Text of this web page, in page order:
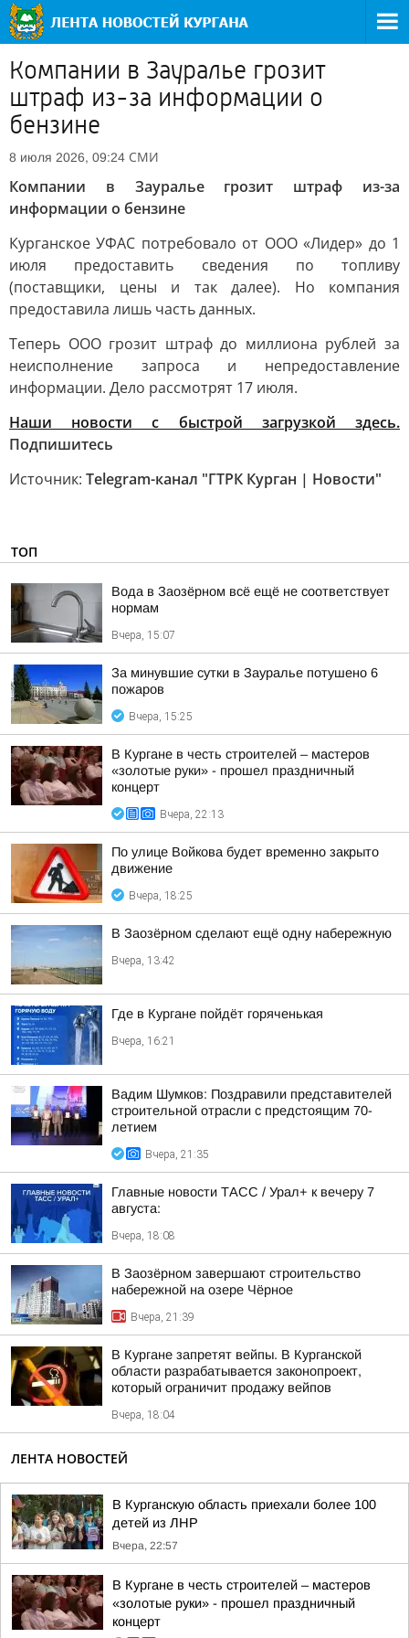
Компании в Зауралье грозит
штраф из-за информации о
бензине
8 июля 2026, 09:24 СМИ
Компании в Зауралье грозит штраф из-за
информации о бензине
Курганское УФАС потребовало от ООО «Лидер» до 1
июля предоставить сведения по топливу
(поставщики, цены и так далее). Но компания
предоставила лишь часть данных.
Теперь ООО грозит штраф до миллиона рублей за
неисполнение запроса и непредоставление
информации. Дело рассмотрят 17 июля.
Наши новости с быстрой загрузкой здесь.
Подпишитесь
Источник: Telegram-канал "ГТРК Курган | Новости"
ТОП
Вода в Заозёрном всё ещё не соответствует
нормам
Вчера, 15:07
За минувшие сутки в Зауралье потушено 6
пожаров
Вчера, 15:25
В Кургане в честь строителей – мастеров
«золотые руки» - прошел праздничный
концерт
Вчера, 22:13
По улице Войкова будет временно закрыто
движение
Вчера, 18:25
В Заозёрном сделают ещё одну набережную
Вчера, 13:42
Где в Кургане пойдёт горяченькая
Вчера, 16:21
Вадим Шумков: Поздравили представителей
строительной отрасли с предстоящим 70-
летием
Вчера, 21:35
Главные новости ТАСС / Урал+ к вечеру 7
августа:
Вчера, 18:08
В Заозёрном завершают строительство
набережной на озере Чёрное
Вчера, 21:39
В Кургане запретят вейпы. В Курганской
области разрабатывается законопроект,
который ограничит продажу вейпов
Вчера, 18:04
ЛЕНТА НОВОСТЕЙ
В Курганскую область приехали более 100
детей из ЛНР
Вчера, 22:57
В Кургане в честь строителей – мастеров
«золотые руки» - прошел праздничный
концерт